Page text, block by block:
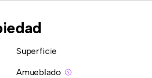
Superficie
Amueblado